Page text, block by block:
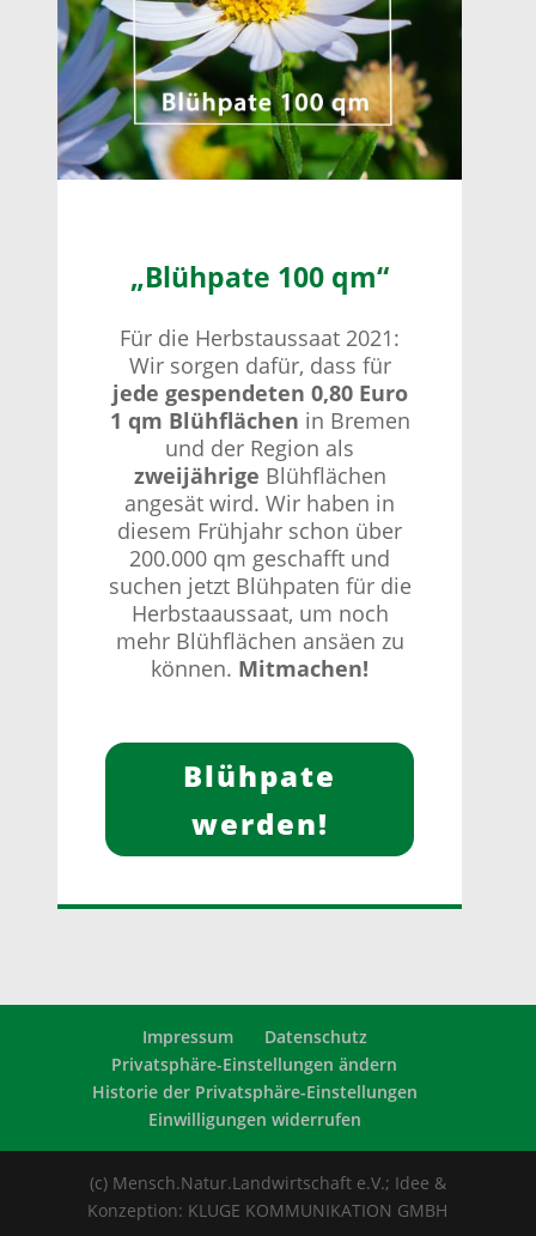
„Blühpate 100 qm“
Für die Herbstaussaat 2021:
Wir sorgen dafür, dass für
jede gespendeten 0,80 Euro
1 qm Blühflächen in Bremen
und der Region als
zweijährige Blühflächen
angesät wird. Wir haben in
diesem Frühjahr schon über
200.000 qm geschafft und
suchen jetzt Blühpaten für die
Herbstaaussaat, um noch
mehr Blühflächen ansäen zu
können. Mitmachen!
Blühpate
werden!
Impressum
Datenschutz
Privatsphäre-Einstellungen ändern
Historie der Privatsphäre-Einstellungen
Einwilligungen widerrufen
(c) Mensch.Natur.Landwirtschaft e.V.; Idee &
Konzeption: KLUGE KOMMUNIKATION GMBH